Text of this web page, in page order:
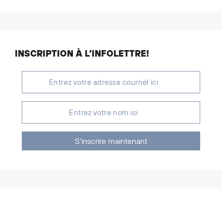
INSCRIPTION À L’INFOLETTRE!
S'inscrire maintenant